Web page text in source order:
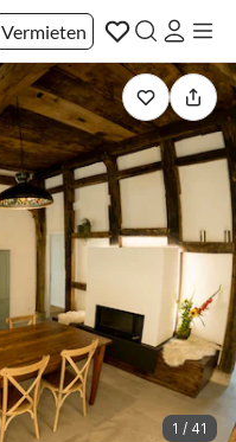
Vermieten
1 / 41